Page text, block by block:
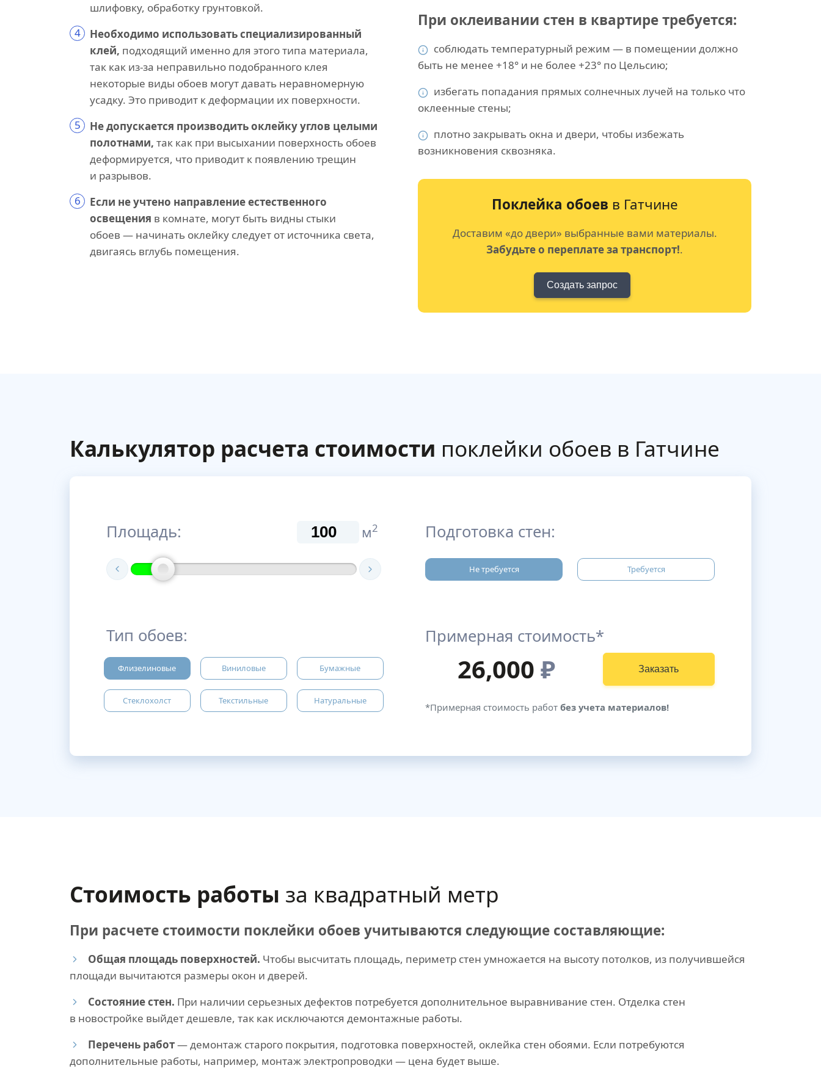
шлифовку, обработку грунтовкой.
4
Необходимо использовать специализированный
клей, подходящий именно для этого типа материала,
так как из-за неправильно подобранного клея
некоторые виды обоев могут давать неравномерную
усадку. Это приводит к деформации их поверхности.
5
Не допускается производить оклейку углов целыми
полотнами, так как при высыхании поверхность обоев
деформируется, что приводит к появлению трещин
и разрывов.
6
Если не учтено направление естественного
освещения в комнате, могут быть видны стыки
обоев — начинать оклейку следует от источника света,
двигаясь вглубь помещения.
При оклеивании стен в квартире требуется:
соблюдать температурный режим — в помещении должно
быть не менее +18° и не более +23° по Цельсию;
избегать попадания прямых солнечных лучей на только что
оклеенные стены;
плотно закрывать окна и двери, чтобы избежать
возникновения сквозняка.
Поклейка обоев в Гатчине
Доставим «до двери» выбранные вами материалы.
Забудьте о переплате за транспорт!.
Создать запрос
Калькулятор расчета стоимости поклейки обоев в Гатчине
Площадь: м2
Тип обоев:
Флизелиновые Виниловые Бумажные
Стеклохолст Текстильные Натуральные
Подготовка стен:
Не требуется Требуется
Примерная стоимость*
26,000 ₽ Заказать
*Примерная стоимость работ без учета материалов!
Стоимость работы за квадратный метр
При расчете стоимости поклейки обоев учитываются следующие составляющие:
Общая площадь поверхностей. Чтобы высчитать площадь, периметр стен умножается на высоту потолков, из получившейся
площади вычитаются размеры окон и дверей.
Состояние стен. При наличии серьезных дефектов потребуется дополнительное выравнивание стен. Отделка стен
в новостройке выйдет дешевле, так как исключаются демонтажные работы.
Перечень работ— демонтаж старого покрытия, подготовка поверхностей, оклейка стен обоями. Если потребуются
дополнительные работы, например, монтаж электропроводки — цена будет выше.